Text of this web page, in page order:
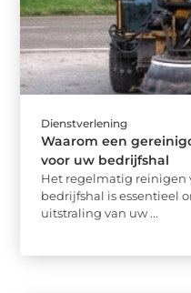
Dienstverlening
Waarom een
voor uw bedrijfshal
Het regelmatig reinigen
bedrijfshal is essentieel
uitstraling van uw ...